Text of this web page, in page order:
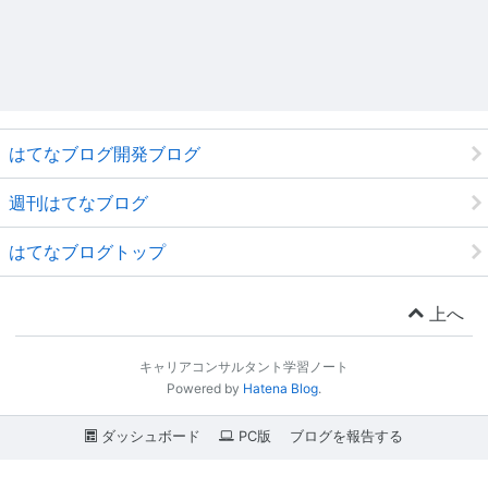
はてなブログ開発ブログ
週刊はてなブログ
はてなブログトップ
上へ
キャリアコンサルタント学習ノート
Powered by Hatena Blog.
ダッシュボード PC版 ブログを報告する